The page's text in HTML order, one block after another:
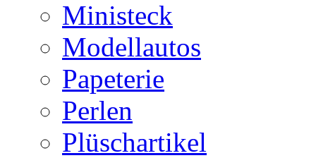
Ministeck
Modellautos
Papeterie
Perlen
Plüschartikel